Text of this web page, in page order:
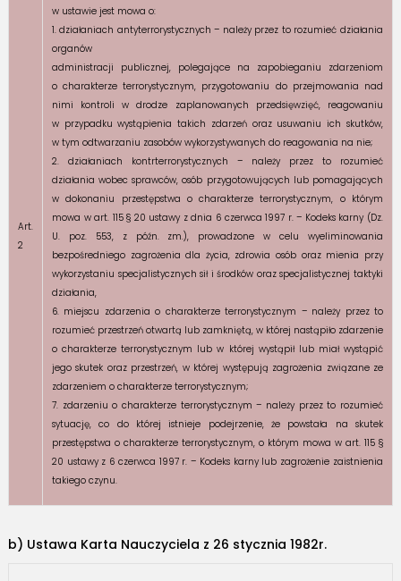
Art.
2
w ustawie jest mowa o:
1. działaniach antyterrorystycznych – należy przez to rozumieć działania
organów
administracji publicznej, polegające na zapobieganiu zdarzeniom
o charakterze terrorystycznym, przygotowaniu do przejmowania nad
nimi kontroli w drodze zaplanowanych przedsięwzięć, reagowaniu
w przypadku wystąpienia takich zdarzeń oraz usuwaniu ich skutków,
w tym odtwarzaniu zasobów wykorzystywanych do reagowania na nie;
2. działaniach kontrterrorystycznych – należy przez to rozumieć
działania wobec sprawców, osób przygotowujących lub pomagających
w dokonaniu przestępstwa o charakterze terrorystycznym, o którym
mowa w art. 115 § 20 ustawy z dnia 6 czerwca 1997 r. – Kodeks karny (Dz.
U. poz. 553, z późn. zm.), prowadzone w celu wyeliminowania
bezpośredniego zagrożenia dla życia, zdrowia osób oraz mienia przy
wykorzystaniu specjalistycznych sił i środków oraz specjalistycznej taktyki
działania,
6. miejscu zdarzenia o charakterze terrorystycznym – należy przez to
rozumieć przestrzeń otwartą lub zamkniętą, w której nastąpiło zdarzenie
o charakterze terrorystycznym lub w której wystąpił lub miał wystąpić
jego skutek oraz przestrzeń, w której występują zagrożenia związane ze
zdarzeniem o charakterze terrorystycznym;
7. zdarzeniu o charakterze terrorystycznym – należy przez to rozumieć
sytuację, co do której istnieje podejrzenie, że powstała na skutek
przestępstwa o charakterze terrorystycznym, o którym mowa w art. 115 §
20 ustawy z 6 czerwca 1997 r. – Kodeks karny lub zagrożenie zaistnienia
takiego czynu.
b) Ustawa Karta Nauczyciela z 26 stycznia 1982r.